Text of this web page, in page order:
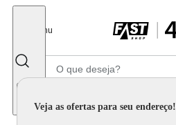
Menu
Veja as ofertas para seu endereço!